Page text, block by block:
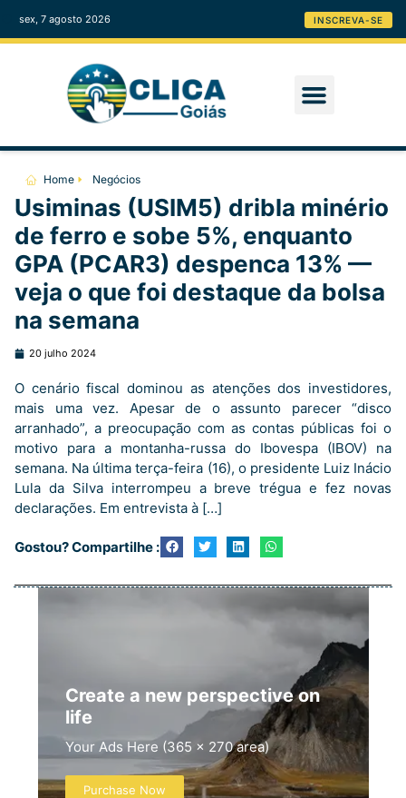
sex, 7 agosto 2026 INSCREVA-SE
Home Negócios
Usiminas (USIM5) dribla minério
de ferro e sobe 5%, enquanto
GPA (PCAR3) despenca 13% —
veja o que foi destaque da bolsa
na semana
20 julho 2024
O cenário fiscal dominou as atenções dos investidores,
mais uma vez. Apesar de o assunto parecer “disco
arranhado”, a preocupação com as contas públicas foi o
motivo para a montanha-russa do Ibovespa (IBOV) na
semana. Na última terça-feira (16), o presidente Luiz Inácio
Lula da Silva interrompeu a breve trégua e fez novas
declarações. Em entrevista à […]
Gostou? Compartilhe :
Create a new perspective on
life
Your Ads Here (365 x 270 area)
Purchase Now